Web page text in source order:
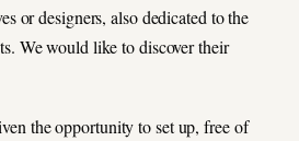
or designers, also dedicated to the
We would like to discover their
the opportunity to set up, free of